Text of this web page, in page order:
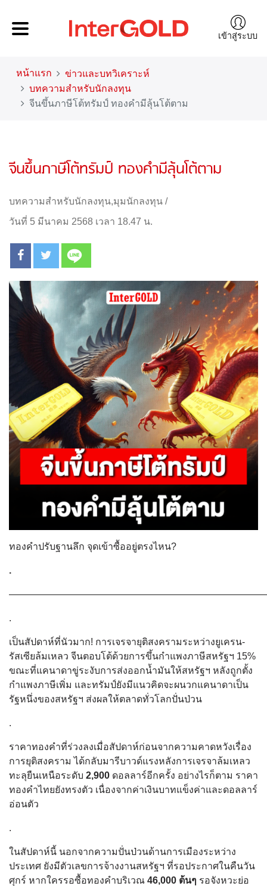
เข้าสู่ระบบ
หน้าแรก
ข่าวและบทวิเคราะห์
บทความสำหรับนักลงทุน
จีนขึ้นภาษีโต้ทรัมป์ ทองคำมีลุ้นโต้ตาม
จีนขึ้นภาษีโต้ทรัมป์ ทองคำมีลุ้นโต้ตาม
บทความสำหรับนักลงทุน,มุมนักลงทุน /
วันที่ 5 มีนาคม 2568 เวลา 18.47 น.
ทองคำปรับฐานลึก จุดเข้าซื้ออยู่ตรงไหน?
.
.
เป็นสัปดาห์ที่นัวมาก! การเจรจายุติสงครามระหว่างยูเครน-
รัสเซียล้มเหลว จีนตอบโต้ด้วยการขึ้นกำแพงภาษีสหรัฐฯ 15%
ขณะที่แคนาดาขู่ระงับการส่งออกน้ำมันให้สหรัฐฯ หลังถูกตั้ง
กำแพงภาษีเพิ่ม และทรัมป์ยังมีแนวคิดจะผนวกแคนาดาเป็น
รัฐหนึ่งของสหรัฐฯ ส่งผลให้ตลาดทั่วโลกปั่นป่วน
.
ราคาทองคำที่ร่วงลงเมื่อสัปดาห์ก่อนจากความคาดหวังเรื่อง
การยุติสงคราม ได้กลับมารีบาวด์แรงหลังการเจรจาล้มเหลว
ทะลุยืนเหนือระดับ 2,900 ดอลลาร์อีกครั้ง อย่างไรก็ตาม ราคา
ทองคำไทยยังทรงตัว เนื่องจากค่าเงินบาทแข็งค่าและดอลลาร์
อ่อนตัว
.
ในสัปดาห์นี้ นอกจากความปั่นป่วนด้านการเมืองระหว่าง
ประเทศ ยังมีตัวเลขการจ้างงานสหรัฐฯ ที่รอประกาศในคืนวัน
ศุกร์ หากใครรอซื้อทองคำบริเวณ 46,000 ต้นๆ รอจังหวะย่อ